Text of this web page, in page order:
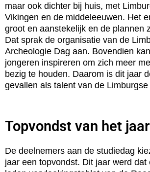
maar ook dichter bij huis, met
Vikingen en de middeleeuwen. Het
groot en aanstekelijk en de plannen
Dat sprak de organisatie van de
Archeologie Dag aan. Bovendien
jongeren inspireren om zich meer
bezig te houden. Daarom is dit jaar
gevallen als talent van de
Topvondst van het jaar
De deelnemers aan de studiedag
jaar een topvondst. Dit jaar werd dat